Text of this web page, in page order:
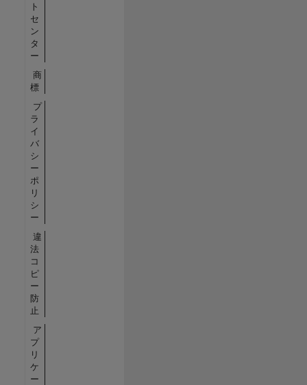
ト
セ
ン
タ
ー
商
標
プ
ラ
イ
バ
シ
ー
ポ
リ
シ
ー
違
法
コ
ピ
ー
防
止
ア
プ
リ
ケ
ー